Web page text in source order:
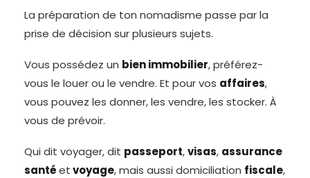
La préparation de ton nomadisme passe par la
prise de décision sur plusieurs sujets.
Vous possédez un bien immobilier, préférez-
vous le louer ou le vendre. Et pour vos affaires,
vous pouvez les donner, les vendre, les stocker. À
vous de prévoir.
Qui dit voyager, dit passeport,visas, assurance
santéetvoyage, mais aussi domiciliation fiscale,